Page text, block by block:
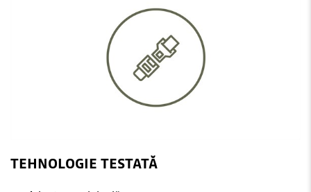
TEHNOLOGIE TESTATĂ